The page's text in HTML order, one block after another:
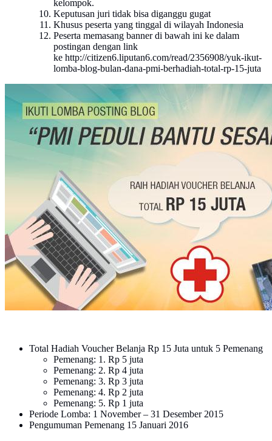
kelompok.
Keputusan juri tidak bisa diganggu gugat
Khusus peserta yang tinggal di wilayah Indonesia
Peserta memasang banner di bawah ini ke dalam
postingan dengan link
ke http://citizen6.liputan6.com/read/2356908/yuk-ikut-
lomba-blog-bulan-dana-pmi-berhadiah-total-rp-15-juta
Total Hadiah Voucher Belanja Rp 15 Juta untuk 5 Pemenang
Pemenang: 1. Rp 5 juta
Pemenang: 2. Rp 4 juta
Pemenang: 3. Rp 3 juta
Pemenang: 4. Rp 2 juta
Pemenang: 5. Rp 1 juta
Periode Lomba: 1 November – 31 Desember 2015
Pengumuman Pemenang 15 Januari 2016